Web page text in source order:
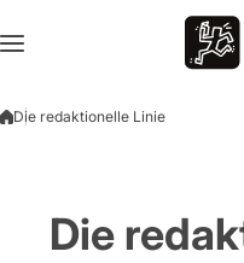
Die redaktionelle Linie
Die